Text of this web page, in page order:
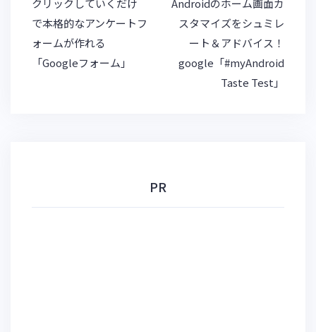
稿
ナ
ビ
ゲ
クリックしていくだけ
で本格的なアンケートフ
ォームが作れる
「Googleフォーム」
Androidのホーム画面カ
スタマイズをシュミレ
ート＆アドバイス！
google「#myAndroid
Taste Test」
PR